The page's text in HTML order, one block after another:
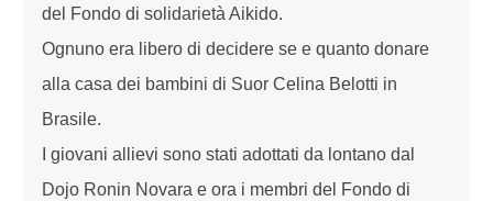
del Fondo di solidarietà Aikido.
Ognuno era libero di decidere se e quanto donare
alla casa dei bambini di Suor Celina Belotti in
Brasile.
I giovani allievi sono stati adottati da lontano dal
Dojo Ronin Novara e ora i membri del Fondo di